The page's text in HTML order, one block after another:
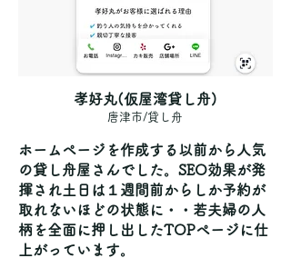
孝好丸(仮屋湾貸し舟)
唐津市/貸し舟
ホームページを作成する以前から人気
の貸し舟屋さんでした。SEO効果が発
揮され土日は１週間前からしか予約が
取れないほどの状態に・・若夫婦の人
柄を全面に押し出したTOPページに仕
上がっています。